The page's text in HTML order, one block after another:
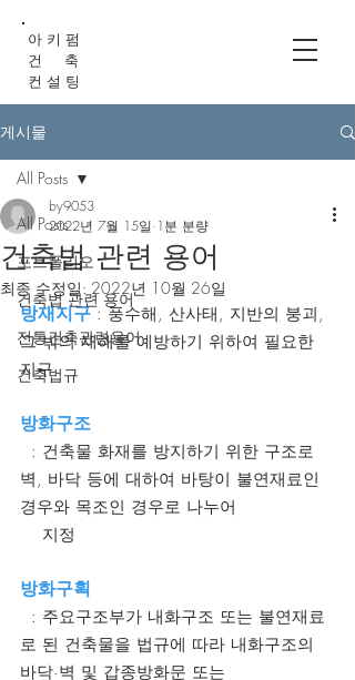
아 키 펌
건 축
컨 설 팅
게시물
All Posts
포트폴리오
건축법 관련 용어
전통건축관련용어
건축법규
All Posts
건축법 관련 용어
by9053
2022년 7월 15일 1분 분량
최종 수정일: 2022년 10월 26일
방재지구 : 풍수해, 산사태, 지반의 붕괴,
그 밖의 재해를 예방하기 위하여 필요한
지구
방화구조
벽, 바닥 등에 대하여 바탕이 불연재료인
경우와 목조인 경우로 나누어
    지정
방화구획
로 된 건축물을 법규에 따라 내화구조의
바닥·벽 및 갑종방화문 또는